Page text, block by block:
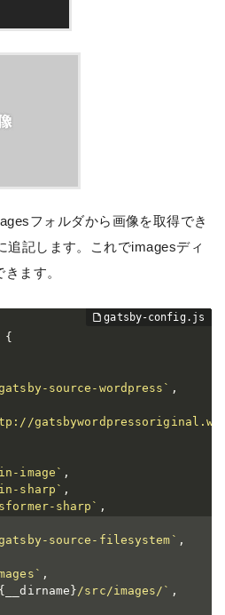
フォルダから画像を取得でき
記します。これでimagesディ
ます。
{
source-wordpress ` ,
image ` ,
sharp` ,
sharp ` ,
source-filesystem ` ,
` ,
__dirname} /src/images/ ` ,